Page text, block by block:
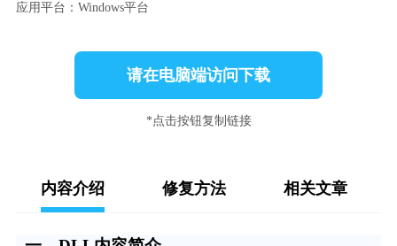
应用平台：Windows平台
请在电脑端访问下载
*点击按钮复制链接
内容介绍 修复方法 相关文章